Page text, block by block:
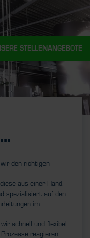
den richtigen
aus einer Hand.
spezialisiert auf den
im
schnell und flexibel
reagieren.
STELLENANGEBOTE